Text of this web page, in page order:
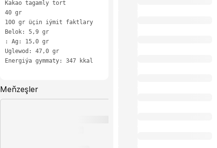
Kakao tagamly tort
40 gr
100 gr üçin iýmit faktlary
Belok: 5,9 gr
: Ag: 15,0 gr
Uglewod: 47,0 gr
Energiýa gymmaty: 347 kkal
Meňzeşler